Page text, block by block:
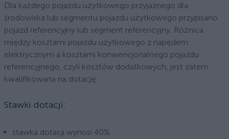
Dla każdego pojazdu użytkowego przyjaznego dla
środowiska lub segmentu pojazdu użytkowego przypisano
pojazd referencyjny lub segment referencyjny. Różnica
między kosztami pojazdu użytkowego z napędem
elektrycznym a kosztami konwencjonalnego pojazdu
referencyjnego, czyli kosztów dodatkowych, jest zatem
kwalifikowana na dotację.
Stawki dotacji:
stawka dotacji wynosi 40%